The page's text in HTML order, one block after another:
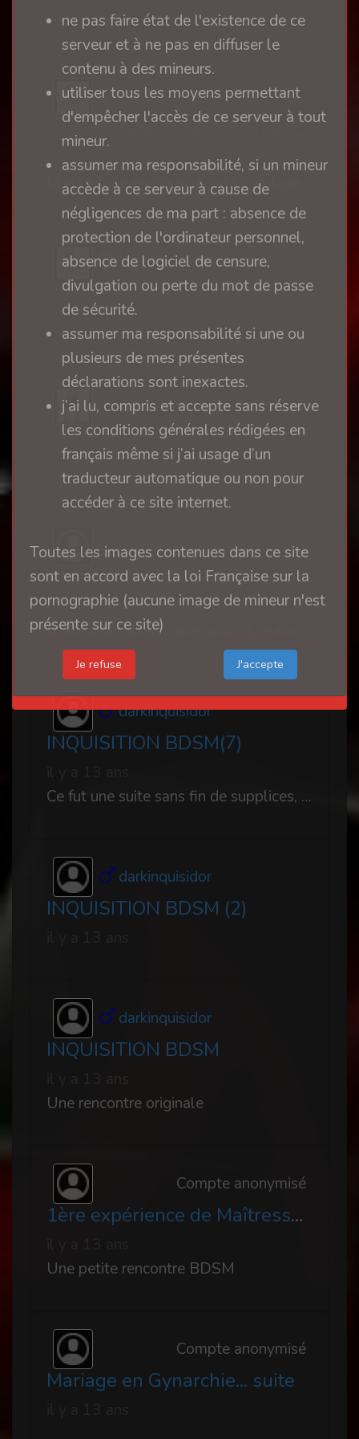
il y a 13 ans
TSM
Selfbondage Il lui demande de s'attacher et lui envoie un copain
il y a 13 ans
TSM
Gynarchie une histoire de famille
alixtv
piercings
il y a 13 ans
darkinquisidor
INQUISITION BDSM
il y a 13 ans
darkinquisidor
INQUISITION BDSM(7)
Ce fut une suite sans fin de supplices, brimades, humiliations, privations....
darkinquisidor
INQUISITION BDSM (2)
darkinquisidor
INQUISITION BDSM
Une rencontre originale
Compte anonymisé
1ère expérience de Maîtresse improvisée sur un soumis
Une petite rencontre BDSM
Compte anonymisé
Mariage en Gynarchie... suite
ne pas faire état de l'existence de ce
serveur et à ne pas en diffuser le
contenu à des mineurs.
utiliser tous les moyens permettant
d'empêcher l'accès de ce serveur à tout
mineur.
assumer ma responsabilité, si un mineur
accède à ce serveur à cause de
négligences de ma part : absence de
protection de l'ordinateur personnel,
absence de logiciel de censure,
divulgation ou perte du mot de passe
de sécurité.
assumer ma responsabilité si une ou
plusieurs de mes présentes
déclarations sont inexactes.
j’ai lu, compris et accepte sans réserve
les conditions générales rédigées en
français même si j’ai usage d’un
traducteur automatique ou non pour
accéder à ce site internet.
Toutes les images contenues dans ce site
sont en accord avec la loi Française sur la
pornographie (aucune image de mineur n'est
présente sur ce site)
Je refuse